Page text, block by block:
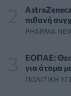
Χαμηλά τα
τον 6ο μήνα
ΥΓΕΊΑ 05/08/2026
ΠΟΕΡΓΙ: Η
από τους
ΠΟΛΙΤΙΚΉ ΥΓΕΊΑΣ
πιθανή
PHARMA
ΕΟΠΑΕ:
για άτομα
ΠΟΛΙΤΙΚΉ